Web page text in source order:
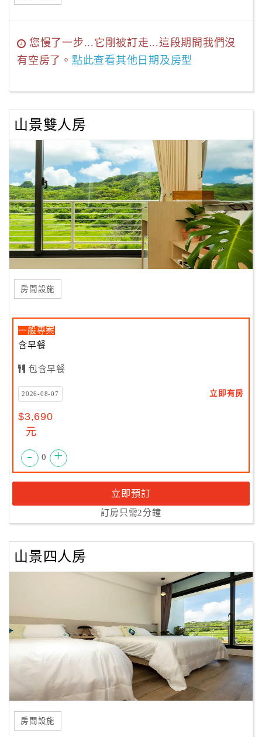
您慢了一步...它剛被訂走...這段期間我們沒
有空房了。 點此查看其他日期及房型
山景雙人房
房間設施
一般專案
含早餐
包含早餐
2026-08-07 立即有房
$3,690
元
- 0 +
立即預訂
訂房只需2分鐘
山景四人房
房間設施